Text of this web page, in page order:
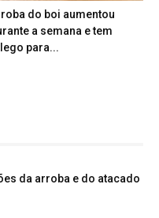
do boi aumentou
a semana e tem
para...
da arroba e do atacado